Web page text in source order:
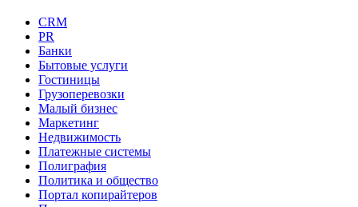
CRM
PR
Банки
Бытовые услуги
Гостиницы
Грузоперевозки
Малый бизнес
Маркетинг
Недвижимость
Платежные системы
Полиграфия
Политика и общество
Портал копирайтеров